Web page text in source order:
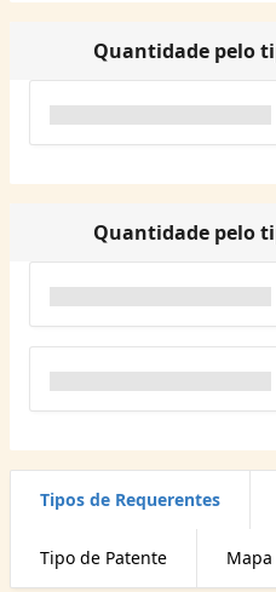
Quantidade pelo
Quantidade pelo
Tipos de Requerentes
Tipo de Patente